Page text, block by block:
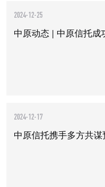
2024-12-25
2024-12-17
中原信托携手多方共